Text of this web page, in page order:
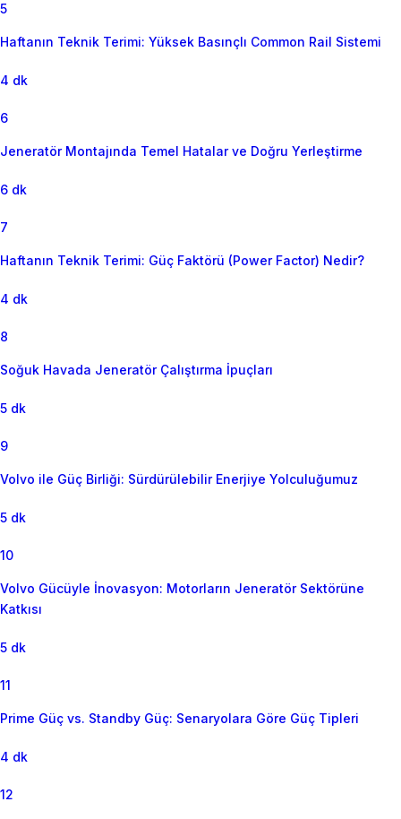
5
Haftanın Teknik Terimi: Yüksek Basınçlı Common Rail Sistemi
4 dk
6
Jeneratör Montajında Temel Hatalar ve Doğru Yerleştirme
6 dk
7
Haftanın Teknik Terimi: Güç Faktörü (Power Factor) Nedir?
4 dk
8
Soğuk Havada Jeneratör Çalıştırma İpuçları
5 dk
9
Volvo ile Güç Birliği: Sürdürülebilir Enerjiye Yolculuğumuz
5 dk
10
Volvo Gücüyle İnovasyon: Motorların Jeneratör Sektörüne
Katkısı
5 dk
11
Prime Güç vs. Standby Güç: Senaryolara Göre Güç Tipleri
4 dk
12